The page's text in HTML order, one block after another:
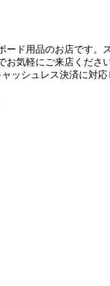
ード用品のお店です
お気軽にご来店くだ
ッシュレス決済に対応